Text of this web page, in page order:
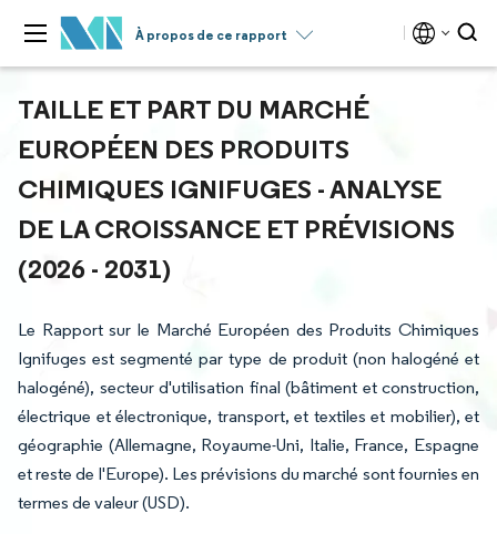
À propos de ce rapport
TAILLE ET PART DU MARCHÉ
EUROPÉEN DES PRODUITS
CHIMIQUES IGNIFUGES - ANALYSE
DE LA CROISSANCE ET PRÉVISIONS
(2026 - 2031)
Le Rapport sur le Marché Européen des Produits Chimiques
Ignifuges est segmenté par type de produit (non halogéné et
halogéné), secteur d'utilisation final (bâtiment et construction,
électrique et électronique, transport, et textiles et mobilier), et
géographie (Allemagne, Royaume-Uni, Italie, France, Espagne
et reste de l'Europe). Les prévisions du marché sont fournies en
termes de valeur (USD).